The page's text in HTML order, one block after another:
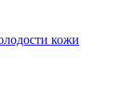
кожи